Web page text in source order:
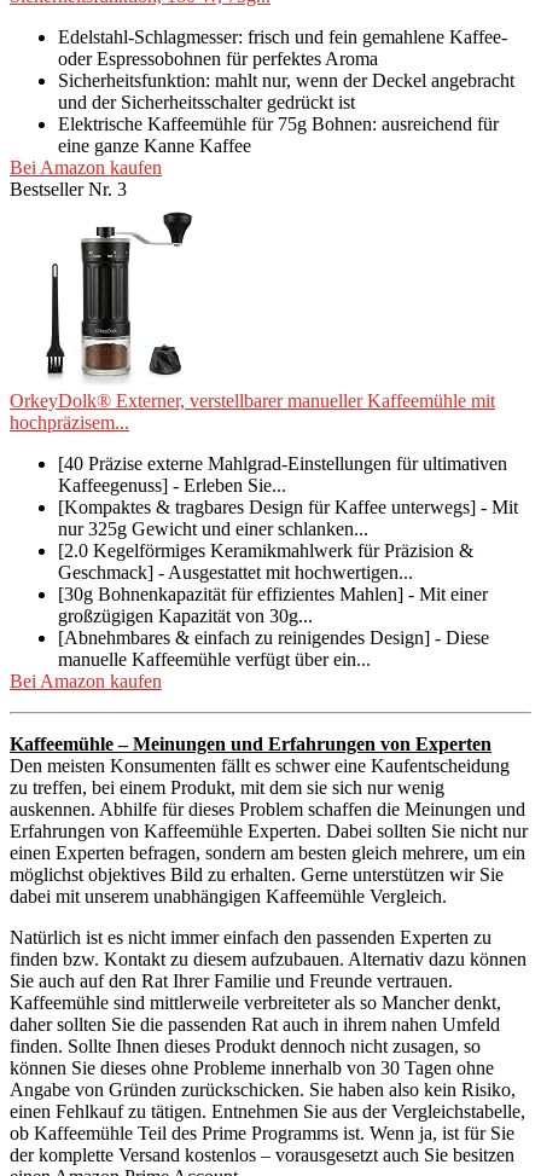
Edelstahl-Schlagmesser: frisch und fein gemahlene Kaffee-
oder Espressobohnen für perfektes Aroma
Sicherheitsfunktion: mahlt nur, wenn der Deckel angebracht
und der Sicherheitsschalter gedrückt ist
Elektrische Kaffeemühle für 75g Bohnen: ausreichend für
eine ganze Kanne Kaffee
Bei Amazon kaufen
Bestseller Nr. 3
OrkeyDolk® Externer, verstellbarer manueller Kaffeemühle mit
hochpräzisem...
[40 Präzise externe Mahlgrad-Einstellungen für ultimativen
Kaffeegenuss] - Erleben Sie...
[Kompaktes & tragbares Design für Kaffee unterwegs] - Mit
nur 325g Gewicht und einer schlanken...
[2.0 Kegelförmiges Keramikmahlwerk für Präzision &
Geschmack] - Ausgestattet mit hochwertigen...
[30g Bohnenkapazität für effizientes Mahlen] - Mit einer
großzügigen Kapazität von 30g...
[Abnehmbares & einfach zu reinigendes Design] - Diese
manuelle Kaffeemühle verfügt über ein...
Bei Amazon kaufen
Kaffeemühle – Meinungen und Erfahrungen von Experten
Den meisten Konsumenten fällt es schwer eine Kaufentscheidung
zu treffen, bei einem Produkt, mit dem sie sich nur wenig
auskennen. Abhilfe für dieses Problem schaffen die Meinungen und
Erfahrungen von Kaffeemühle Experten. Dabei sollten Sie nicht nur
einen Experten befragen, sondern am besten gleich mehrere, um ein
möglichst objektives Bild zu erhalten. Gerne unterstützen wir Sie
dabei mit unserem unabhängigen Kaffeemühle Vergleich.
Natürlich ist es nicht immer einfach den passenden Experten zu
finden bzw. Kontakt zu diesem aufzubauen. Alternativ dazu können
Sie auch auf den Rat Ihrer Familie und Freunde vertrauen.
Kaffeemühle sind mittlerweile verbreiteter als so Mancher denkt,
daher sollten Sie die passenden Rat auch in ihrem nahen Umfeld
finden. Sollte Ihnen dieses Produkt dennoch nicht zusagen, so
können Sie dieses ohne Probleme innerhalb von 30 Tagen ohne
Angabe von Gründen zurückschicken. Sie haben also kein Risiko,
einen Fehlkauf zu tätigen. Entnehmen Sie aus der Vergleichstabelle,
ob Kaffeemühle Teil des Prime Programms ist. Wenn ja, ist für Sie
der komplette Versand kostenlos – vorausgesetzt auch Sie besitzen